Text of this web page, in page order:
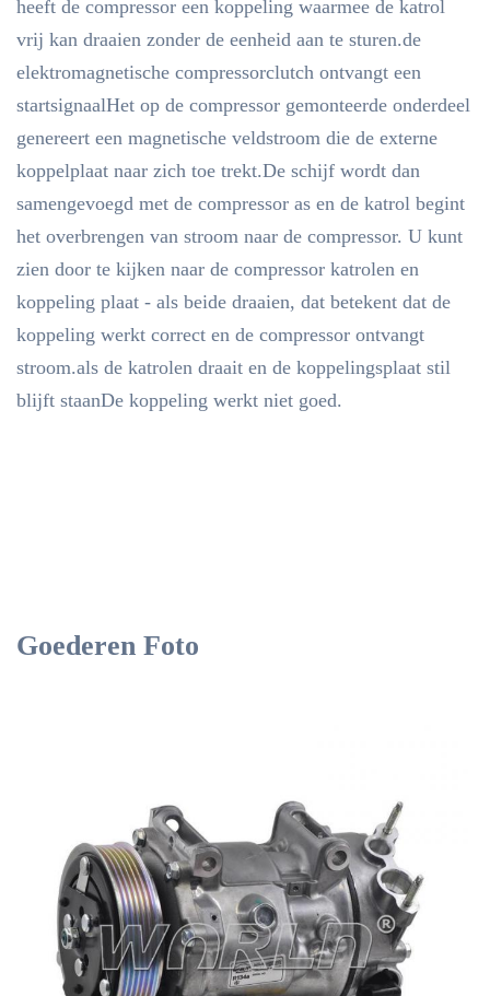
heeft de compressor een koppeling waarmee de katrol
vrij kan draaien zonder de eenheid aan te sturen.de
elektromagnetische compressorclutch ontvangt een
startsignaalHet op de compressor gemonteerde onderdeel
genereert een magnetische veldstroom die de externe
koppelplaat naar zich toe trekt.De schijf wordt dan
samengevoegd met de compressor as en de katrol begint
het overbrengen van stroom naar de compressor. U kunt
zien door te kijken naar de compressor katrolen en
koppeling plaat - als beide draaien, dat betekent dat de
koppeling werkt correct en de compressor ontvangt
stroom.als de katrolen draait en de koppelingsplaat stil
blijft staanDe koppeling werkt niet goed.
Goederen Foto